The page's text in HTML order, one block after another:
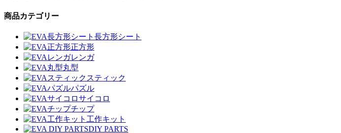
商品カテゴリー
長方形シート
正方形
レンガ
丸型
スティック
パズル
サイコロ
チップ
工作キット
DIY PARTS